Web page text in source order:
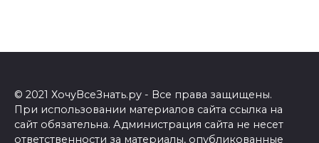
© 2021 ХочуВсеЗнать.ру - Все права защищены.
При использовании материалов сайта ссылка на
сайт обязательна. Администрация сайта не несет
ответственности за материалы, опубликованные